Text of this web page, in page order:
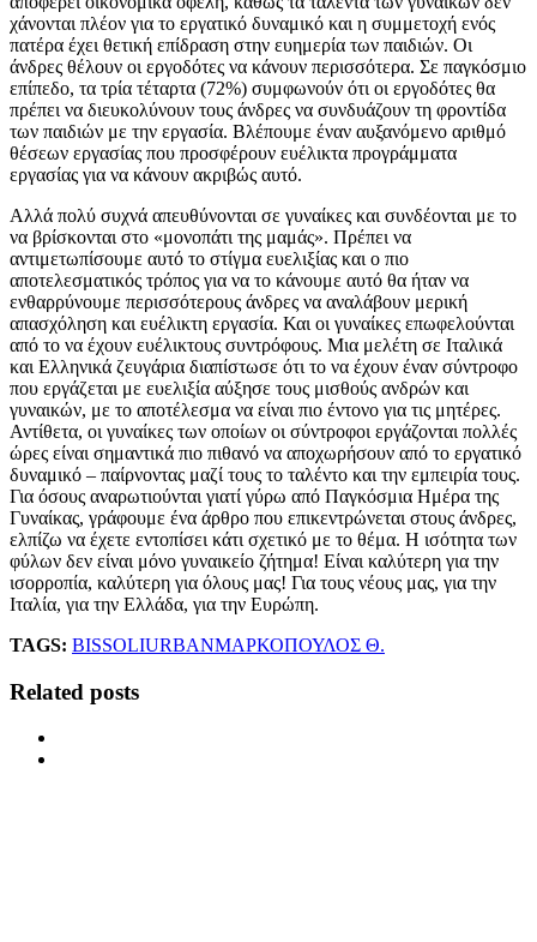
χάνονται πλέον για το εργατικό δυναμικό και η συμμετοχή ενός
πατέρα έχει θετική επίδραση στην ευημερία των παιδιών. Οι
άνδρες θέλουν οι εργοδότες να κάνουν περισσότερα. Σε παγκόσμιο
επίπεδο, τα τρία τέταρτα (72%) συμφωνούν ότι οι εργοδότες θα
πρέπει να διευκολύνουν τους άνδρες να συνδυάζουν τη φροντίδα
των παιδιών με την εργασία. Βλέπουμε έναν αυξανόμενο αριθμό
θέσεων εργασίας που προσφέρουν ευέλικτα προγράμματα
εργασίας για να κάνουν ακριβώς αυτό.
Αλλά πολύ συχνά απευθύνονται σε γυναίκες και συνδέονται με το
να βρίσκονται στο «μονοπάτι της μαμάς». Πρέπει να
αντιμετωπίσουμε αυτό το στίγμα ευελιξίας και ο πιο
αποτελεσματικός τρόπος για να το κάνουμε αυτό θα ήταν να
ενθαρρύνουμε περισσότερους άνδρες να αναλάβουν μερική
απασχόληση και ευέλικτη εργασία. Και οι γυναίκες επωφελούνται
από το να έχουν ευέλικτους συντρόφους. Μια μελέτη σε Ιταλικά
και Ελληνικά ζευγάρια διαπίστωσε ότι το να έχουν έναν σύντροφο
που εργάζεται με ευελιξία αύξησε τους μισθούς ανδρών και
γυναικών, με το αποτέλεσμα να είναι πιο έντονο για τις μητέρες.
Αντίθετα, οι γυναίκες των οποίων οι σύντροφοι εργάζονται πολλές
ώρες είναι σημαντικά πιο πιθανό να αποχωρήσουν από το εργατικό
δυναμικό – παίρνοντας μαζί τους το ταλέντο και την εμπειρία τους.
Για όσους αναρωτιούνται γιατί γύρω από Παγκόσμια Ημέρα της
Γυναίκας, γράφουμε ένα άρθρο που επικεντρώνεται στους άνδρες,
ελπίζω να έχετε εντοπίσει κάτι σχετικό με το θέμα. Η ισότητα των
φύλων δεν είναι μόνο γυναικείο ζήτημα! Είναι καλύτερη για την
ισορροπία, καλύτερη για όλους μας! Για τους νέους μας, για την
Ιταλία, για την Ελλάδα, για την Ευρώπη.
TAGS: BISSOLIURBANΜΑΡΚΟΠΟΥΛΟΣ Θ.
Related posts